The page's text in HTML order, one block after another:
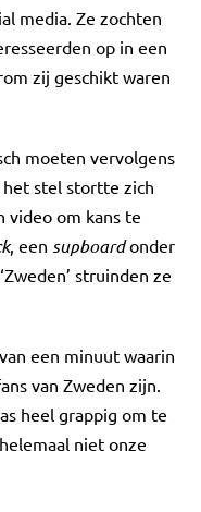
media. Ze zochten
op in een
zij geschikt waren
moeten vervolgens
stel stortte zich
video om kans te
, een supboardonder
struinden ze
een minuut waarin
van Zweden zijn.
heel grappig om te
niet onze